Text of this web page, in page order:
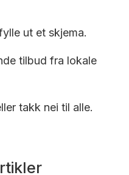
ut et skjema.
tilbud fra lokale
takk nei til alle.